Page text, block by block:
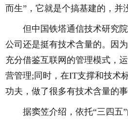
而生”，它就是个搞基建的，并
但中国铁塔通信技术研究院
公司还是挺有技术含量的。因
充分借鉴互联网的管理模式，
营管理;同时，在IT支撑和技术
功夫，做了很多有技术含量的事
据窦笠介绍，依托“三四五”